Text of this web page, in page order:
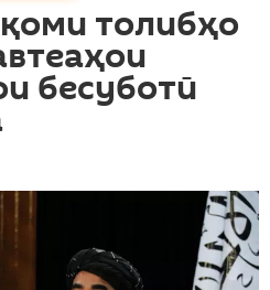
толибҳо
бесуботӣ